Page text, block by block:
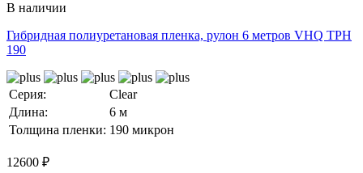
В наличии
Гибридная полиуретановая пленка, рулон 6 метров VHQ TPH
190
Серия:
Clear
Длина:
6 м
Толщина пленки: 190 микрон
12600 ₽